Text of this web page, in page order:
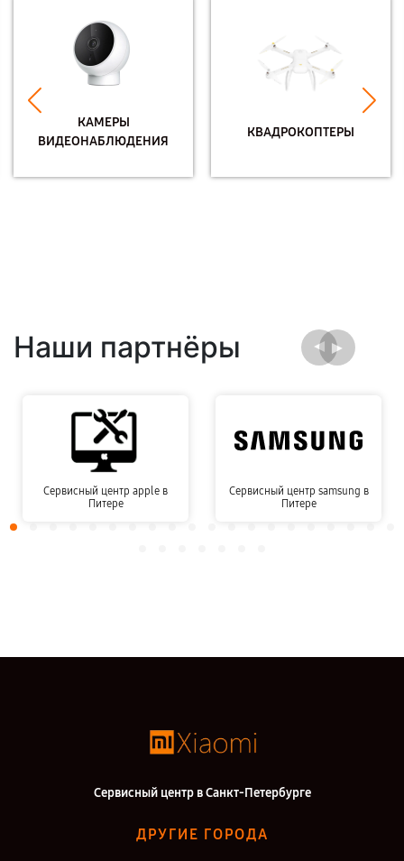
КАМЕРЫ
ВИДЕОНАБЛЮДЕНИЯ
КВАДРОКОПТЕРЫ
Наши партнёры
Сервисный центр apple в
Питере
Сервисный центр samsung в
Питере
Сервисный центр в Санкт-Петербурге
ДРУГИЕ ГОРОДА